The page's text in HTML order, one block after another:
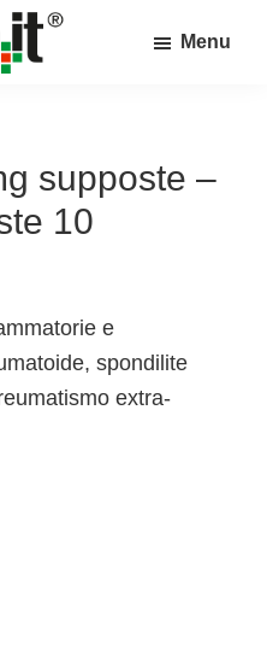
Menu
supposte –
10
e
spondilite
extra-